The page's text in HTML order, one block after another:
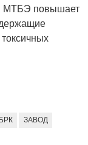
МТБЭ повышает
БРК ЗАВОД